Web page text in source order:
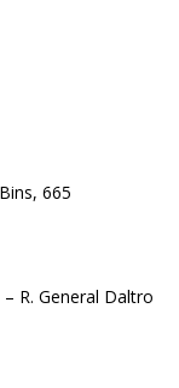
665
R. General Daltro